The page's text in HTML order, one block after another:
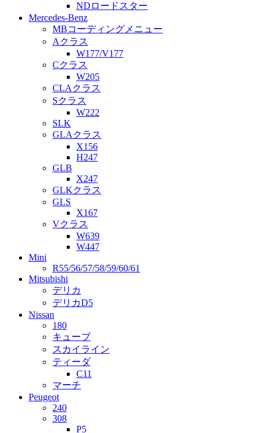
NDロードスター
Mercedes-Benz
MBコーディングメニュー
Aクラス
W177/V177
Cクラス
W205
CLAクラス
Sクラス
W222
SLK
GLAクラス
X156
H247
GLB
X247
GLKクラス
GLS
X167
Vクラス
W639
W447
Mini
R55/56/57/58/59/60/61
Mitsubishi
デリカ
デリカD5
Nissan
180
キューブ
スカイライン
ティーダ
C11
マーチ
Peugeot
240
308
P5